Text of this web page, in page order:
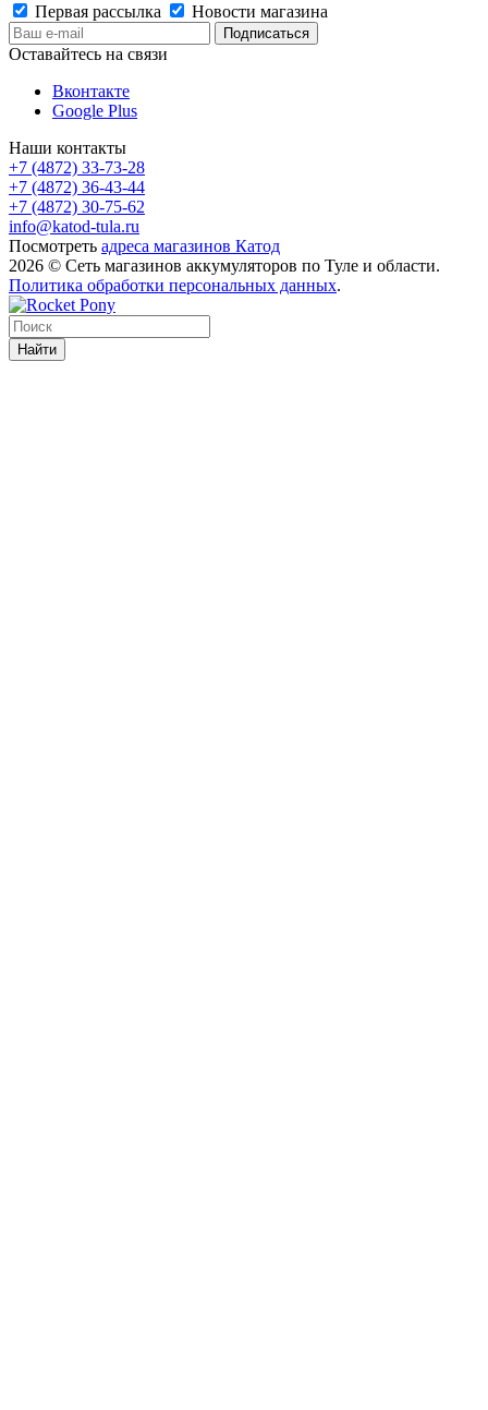
Первая рассылка
Новости магазина
Оставайтесь на связи
Вконтакте
Google Plus
Наши контакты
+7 (4872) 33-73-28
+7 (4872) 36-43-44
+7 (4872) 30-75-62
info@katod-tula.ru
Посмотреть адреса магазинов Катод
2026 © Сеть магазинов аккумуляторов по Туле и области.
Политика обработки персональных данных.
Найти